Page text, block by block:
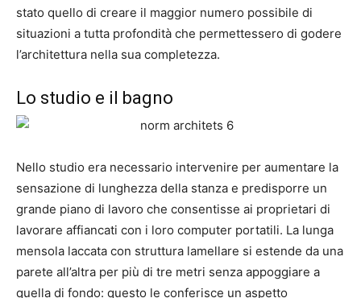
stato quello di creare il maggior numero possibile di
situazioni a tutta profondità che permettessero di godere
l’architettura nella sua completezza.
Lo studio e il bagno
Nello studio era necessario intervenire per aumentare la
sensazione di lunghezza della stanza e predisporre un
grande piano di lavoro che consentisse ai proprietari di
lavorare affiancati con i loro computer portatili. La lunga
mensola laccata con struttura lamellare si estende da una
parete all’altra per più di tre metri senza appoggiare a
quella di fondo: questo le conferisce un aspetto